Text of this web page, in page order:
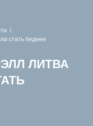
стать беднее
ЛИТВА